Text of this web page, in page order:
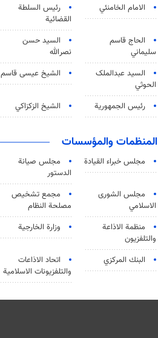
الامام الخامنئي
رئیس السلطة
القضائیة
الحاج قاسم
سليماني
السيد حسن
نصرالله
السید عبدالملک
الحوثي
الشيخ عيسى قاسم
رئيس الجمهورية الشيخ الزكزاكي
المنظمات والمؤسسات
مجلس خبراء القيادة
مجلس صيانة
الدستور
مجلس الشورى
الاسلامي
مجمع تشخيص
مصلحة النظام
منظمة الاذاعة
والتلفزیون
وزارة الخارجية
البنك المركزي
اتحاد الاذاعات
والتلفزيونات الاسلامية